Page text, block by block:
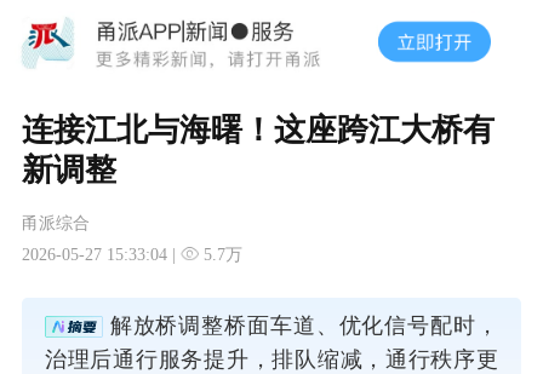
连接江北与海曙！这座跨江大桥有
新调整
甬派综合
2026-05-27 15:33:04 |
5.7万
解放桥调整桥面车道、优化信号配时，
治理后通行服务提升，排队缩减，通行秩序更